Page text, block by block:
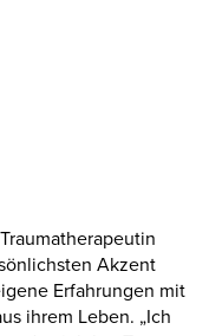
Akzent
Erfahrungen mit
ihrem Leben. „Ich